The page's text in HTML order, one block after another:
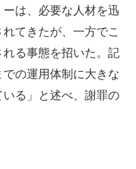
は、必要な人材を迅
てきたが、一方でこ
る事態を招いた。記
の運用体制に大きな
る」と述べ、謝罪の